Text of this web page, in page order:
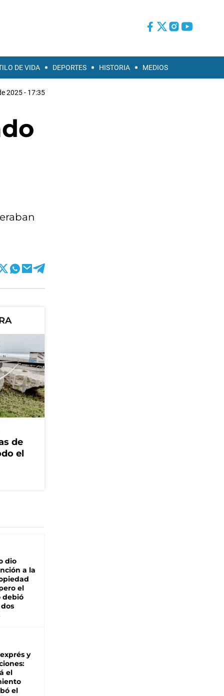
DE VIDA DEPORTES HISTORIA MEDIOS
2025 - 17:35
de
el
dio
a la
el
debió
y
el
el